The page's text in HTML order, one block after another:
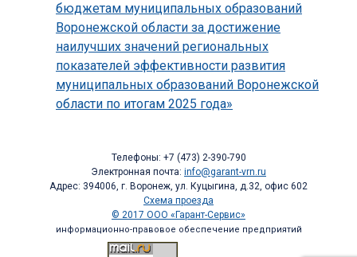
бюджетам муниципальных образований
Воронежской области за достижение
наилучших значений региональных
показателей эффективности развития
муниципальных образований Воронежской
области по итогам 2025 года»
Телефоны: +7 (473) 2-390-790
Электронная почта: info@garant-vrn.ru
Адрес: 394006, г. Воронеж, ул. Куцыгина, д.32, офис 602
Схема проезда
© 2017 ООО «Гарант-Сервис»
информационно-правовое обеспечение предприятий